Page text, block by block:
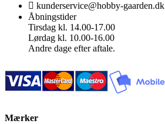
kunderservice@hobby-gaarden.dk
Åbningstider
Tirsdag kl. 14.00-17.00
Lørdag kl. 10.00-16.00
Andre dage efter aftale.
Mærker